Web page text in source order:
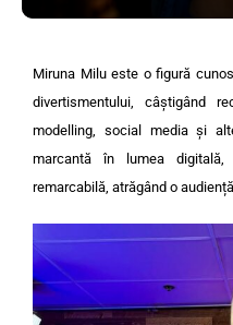
Miruna Milu este o figură
divertismentului, câștigând
modelling, social media și
marcantă în lumea
remarcabilă, atrăgând o